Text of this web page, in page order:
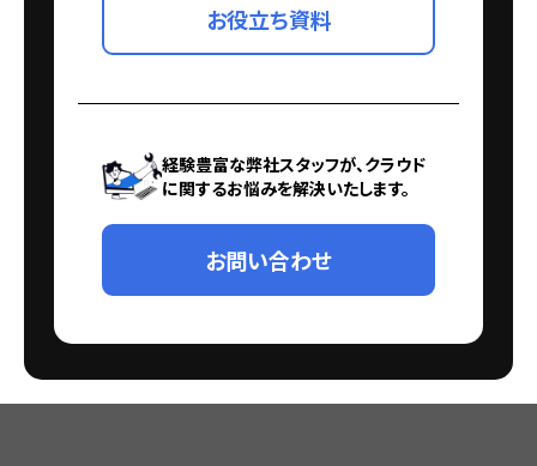
お役立ち資料
経験豊富な弊社スタッフが、クラウド
に関するお悩みを解決いたします。
お問い合わせ